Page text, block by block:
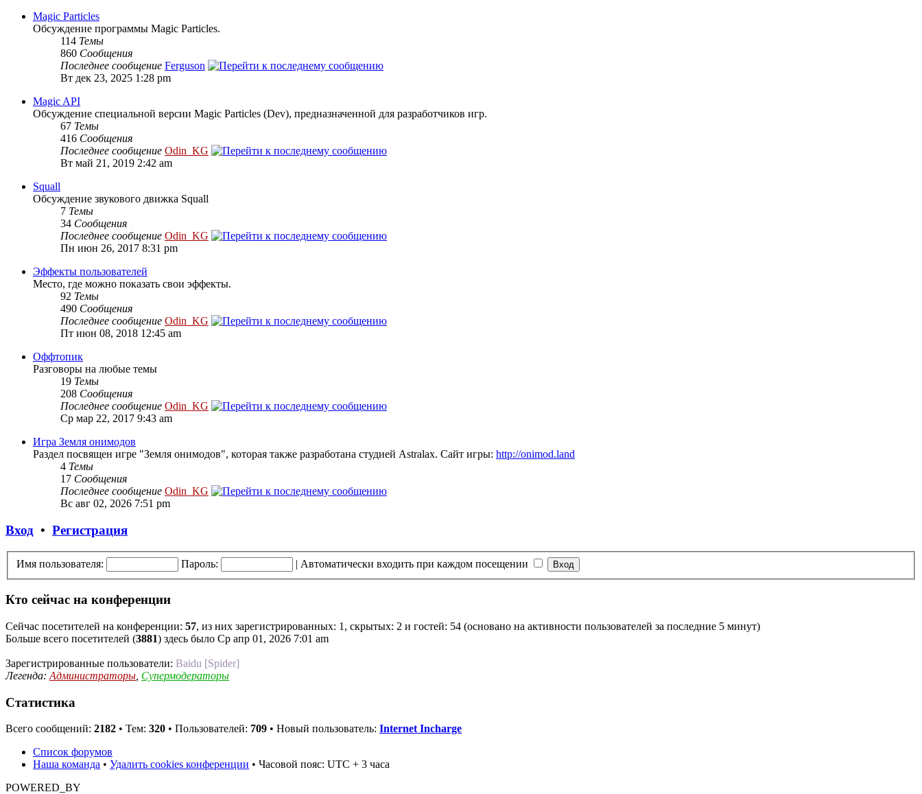
Magic Particles
Обсуждение программы Magic Particles.
114 Темы
860 Сообщения
Последнее сообщение Ferguson
Вт дек 23, 2025 1:28 pm
Magic API
Обсуждение специальной версии Magic Particles (Dev), предназначенной для разработчиков игр.
67 Темы
416 Сообщения
Последнее сообщение Odin_KG
Вт май 21, 2019 2:42 am
Squall
Обсуждение звукового движка Squall
7 Темы
34 Сообщения
Последнее сообщение Odin_KG
Пн июн 26, 2017 8:31 pm
Эффекты пользователей
Место, где можно показать свои эффекты.
92 Темы
490 Сообщения
Последнее сообщение Odin_KG
Пт июн 08, 2018 12:45 am
Оффтопик
Разговоры на любые темы
19 Темы
208 Сообщения
Последнее сообщение Odin_KG
Ср мар 22, 2017 9:43 am
Игра Земля онимодов
Раздел посвящен игре "Земля онимодов", которая также разработана студией Astralax. Сайт игры: http://onimod.land
4 Темы
17 Сообщения
Последнее сообщение Odin_KG
Вс авг 02, 2026 7:51 pm
Вход • Регистрация
Имя пользователя: Пароль: | Автоматически входить при каждом посещении
Кто сейчас на конференции
Сейчас посетителей на конференции: 57, из них зарегистрированных: 1, скрытых: 2 и гостей: 54 (основано на активности пользователей за последние 5 минут)
Больше всего посетителей (3881) здесь было Ср апр 01, 2026 7:01 am
Зарегистрированные пользователи: Baidu [Spider]
Легенда: Администраторы Супермодераторы
Статистика
Всего сообщений: 2182 • Тем: 320 • Пользователей: 709 • Новый пользователь: Internet Incharge
Список форумов
Наша команда • Удалить cookies конференции • Часовой пояс: UTC + 3 часа
POWERED_BY